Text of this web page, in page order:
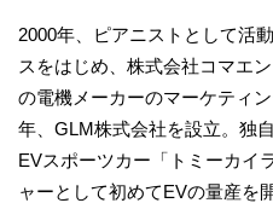
2000年、ピアニストとして活
スをはじめ、株式会社コマエ
の電機メーカーのマーケティ
年、GLM株式会社を設立。独
EVスポーツカー「トミーカイ
ャーとして初めてEVの量産を